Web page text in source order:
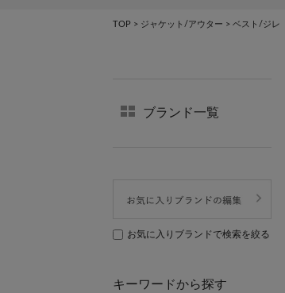
TOP > ジャケット/アウター > ベスト/ジレ
ブランド一覧
お気に入りブランドで検索を絞る
キーワードから探す